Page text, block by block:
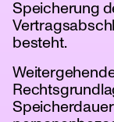
Speicherung
besteht.